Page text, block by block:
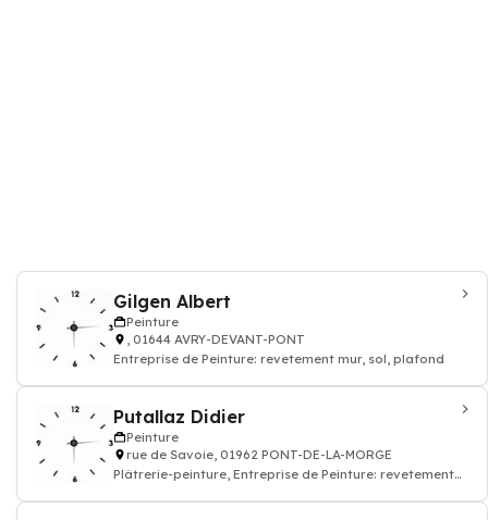
Gilgen Albert
Peinture
, 01644 AVRY-DEVANT-PONT
Entreprise de Peinture: revetement mur, sol, plafond
Putallaz Didier
Peinture
rue de Savoie, 01962 PONT-DE-LA-MORGE
Plâtrerie-peinture, Entreprise de Peinture: revetement